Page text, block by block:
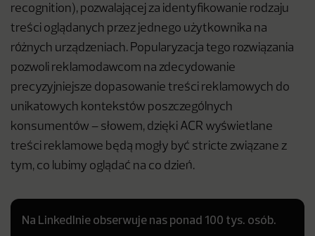
recognition), pozwalającej za identyfikowanie rodzaju
treści oglądanych przez jednego użytkownika na
różnych urządzeniach. Popularyzacja tego rozwiązania
pozwoli reklamodawcom na zdecydowanie
precyzyjniejsze dopasowanie treści reklamowych do
unikatowych kontekstów poszczególnych
konsumentów – słowem, dzięki ACR wyświetlane
treści reklamowe będą mogły być stricte związane z
tym, co lubimy oglądać na co dzień.
Na LinkedInie obserwuje nas ponad 100 tys. osób.